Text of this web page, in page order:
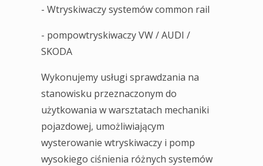
- Wtryskiwaczy systemów common rail
- pompowtryskiwaczy VW / AUDI /
SKODA
Wykonujemy usługi sprawdzania na
stanowisku przeznaczonym do
użytkowania w warsztatach mechaniki
pojazdowej, umożliwiającym
wysterowanie wtryskiwaczy i pomp
wysokiego ciśnienia różnych systemów